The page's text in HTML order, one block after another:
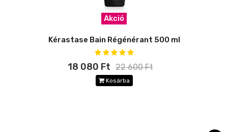
Akció
Kérastase Bain Régénérant 500 ml
18 080 Ft 22 600 Ft
Kosárba